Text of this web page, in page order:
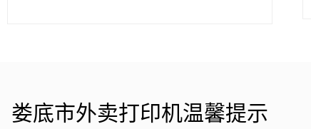
娄底市外卖打印机温馨提示